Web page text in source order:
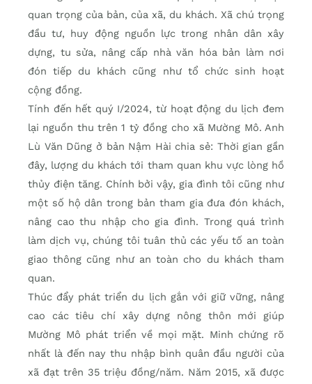
quan trọng của bản, của xã, du khách. Xã chú trọng
đầu tư, huy động nguồn lực trong nhân dân xây
dựng, tu sửa, nâng cấp nhà văn hóa bản làm nơi
đón tiếp du khách cũng như tổ chức sinh hoạt
cộng đồng.
Tính đến hết quý I/2024, từ hoạt động du lịch đem
lại nguồn thu trên 1 tỷ đồng cho xã Mường Mô. Anh
Lù Văn Dũng ở bản Nậm Hài chia sẻ: Thời gian gần
đây, lượng du khách tới tham quan khu vực lòng hồ
thủy điện tăng. Chính bởi vậy, gia đình tôi cũng như
một số hộ dân trong bản tham gia đưa đón khách,
nâng cao thu nhập cho gia đình. Trong quá trình
làm dịch vụ, chúng tôi tuân thủ các yếu tố an toàn
giao thông cũng như an toàn cho du khách tham
quan.
Thúc đẩy phát triển du lịch gắn với giữ vững, nâng
cao các tiêu chí xây dựng nông thôn mới giúp
Mường Mô phát triển về mọi mặt. Minh chứng rõ
nhất là đến nay thu nhập bình quân đầu người của
xã đạt trên 35 triệu đồng/năm. Năm 2015, xã được